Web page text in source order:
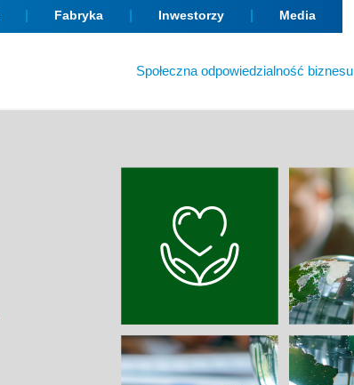
Fabryka Inwestorzy Media
Społeczna odpowiedzialność biznesu